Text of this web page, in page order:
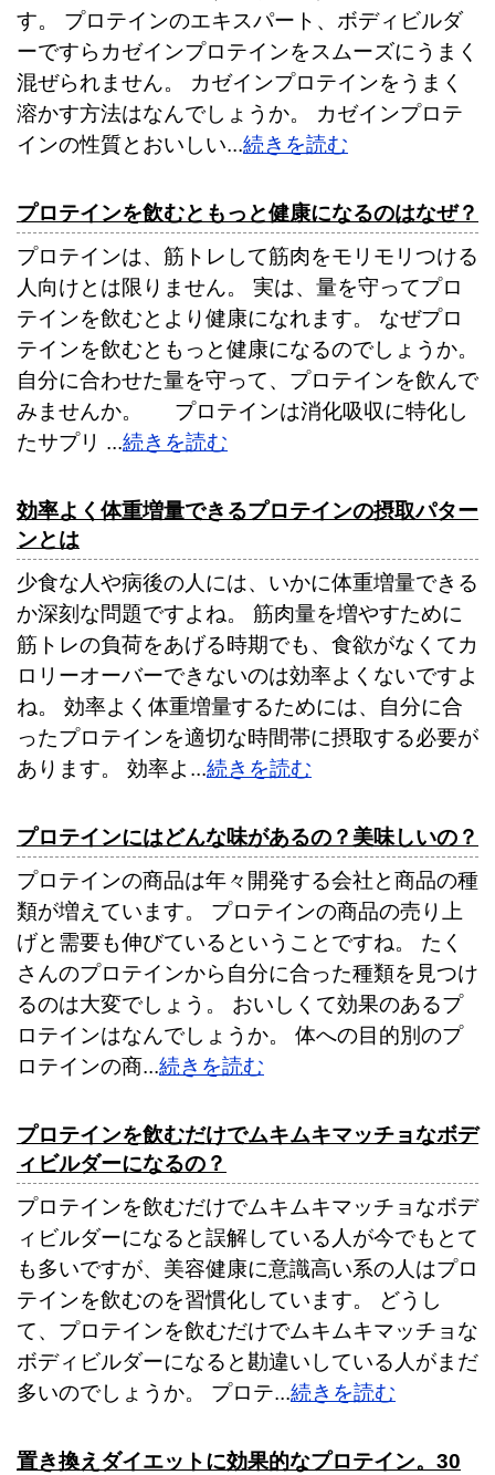
す。 プロテインのエキスパート、ボディビルダ
ーですらカゼインプロテインをスムーズにうまく
混ぜられません。 カゼインプロテインをうまく
溶かす方法はなんでしょうか。 カゼインプロテ
インの性質とおいしい...続きを読む
プロテインを飲むともっと健康になるのはなぜ？
プロテインは、筋トレして筋肉をモリモリつける
人向けとは限りません。 実は、量を守ってプロ
テインを飲むとより健康になれます。 なぜプロ
テインを飲むともっと健康になるのでしょうか。
自分に合わせた量を守って、プロテインを飲んで
みませんか。 プロテインは消化吸収に特化し
たサプリ ...続きを読む
効率よく体重増量できるプロテインの摂取パター
ンとは
少食な人や病後の人には、いかに体重増量できる
か深刻な問題ですよね。 筋肉量を増やすために
筋トレの負荷をあげる時期でも、食欲がなくてカ
ロリーオーバーできないのは効率よくないですよ
ね。 効率よく体重増量するためには、自分に合
ったプロテインを適切な時間帯に摂取する必要が
あります。 効率よ...続きを読む
プロテインにはどんな味があるの？美味しいの？
プロテインの商品は年々開発する会社と商品の種
類が増えています。 プロテインの商品の売り上
げと需要も伸びているということですね。 たく
さんのプロテインから自分に合った種類を見つけ
るのは大変でしょう。 おいしくて効果のあるプ
ロテインはなんでしょうか。 体への目的別のプ
ロテインの商...続きを読む
プロテインを飲むだけでムキムキマッチョなボデ
ィビルダーになるの？
プロテインを飲むだけでムキムキマッチョなボデ
ィビルダーになると誤解している人が今でもとて
も多いですが、美容健康に意識高い系の人はプロ
テインを飲むのを習慣化しています。 どうし
て、プロテインを飲むだけでムキムキマッチョな
ボディビルダーになると勘違いしている人がまだ
多いのでしょうか。 プロテ...続きを読む
置き換えダイエットに効果的なプロテイン。30